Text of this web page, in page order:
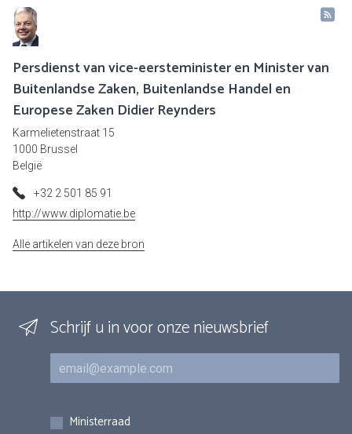
Persdienst van vice-eersteminister en Minister van
Buitenlandse Zaken, Buitenlandse Handel en
Europese Zaken Didier Reynders
Karmelietenstraat 15
1000 Brussel
België
+32 2 501 85 91
http://www.diplomatie.be
Alle artikelen van deze bron
Schrijf u in voor onze nieuwsbrief
E-mail
Inschrijvingen
Ministerraad